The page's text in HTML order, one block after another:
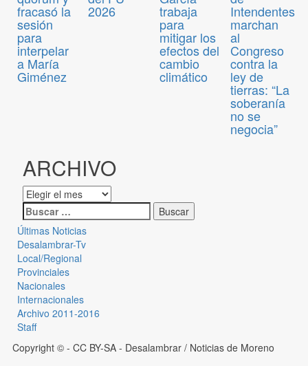
fracasó la
sesión
para
interpelar
a María
Giménez
2026 trabaja
para
mitigar los
efectos del
cambio
climático
Intendentes
marchan
al
Congreso
contra la
ley de
tierras: “La
soberanía
no se
negocia”
ARCHIVO
Últimas Noticias
Desalambrar-Tv
Local/Regional
Provinciales
Nacionales
Internacionales
Archivo 2011-2016
Staff
Copyright © - CC BY-SA - Desalambrar / Noticias de Moreno